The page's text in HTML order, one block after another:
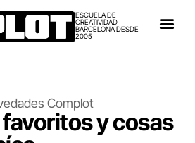
ESCUELA DE
CREATIVIDAD
BARCELONA DESDE
2005
Complot
y cosas